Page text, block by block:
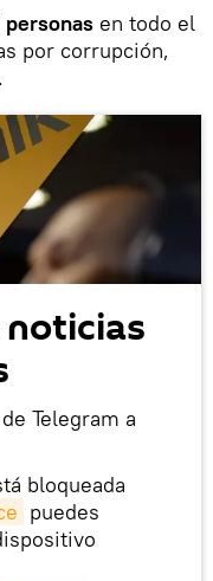
personas en todo el
por corrupción,
noticias
Telegram a
bloqueada
puedes